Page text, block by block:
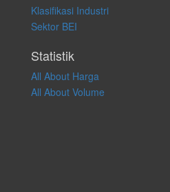
atas keputusan investasi yang
apapun juga, yang diakibatkan secara
langsung atas konten pada website ini.
Klasifikasi Industri
Sektor BEI
Statistik
All About Harga
All About Volume